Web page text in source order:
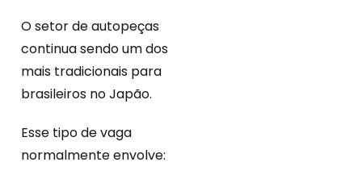
O setor de autopeças
continua sendo um dos
mais tradicionais para
brasileiros no Japão.
Esse tipo de vaga
normalmente envolve: